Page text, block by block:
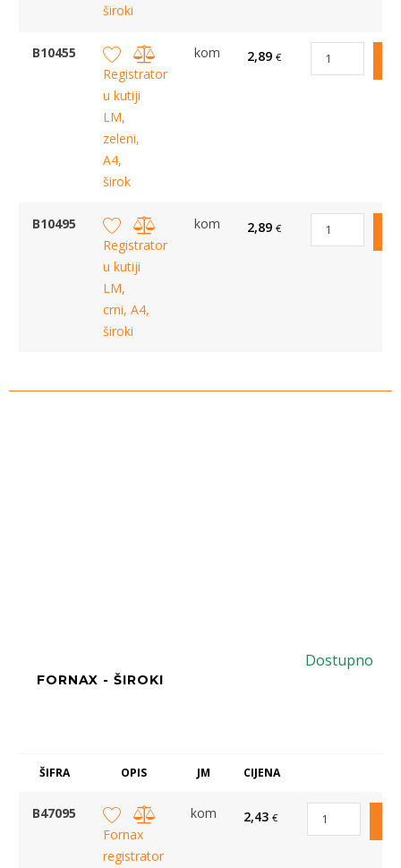
široki
B10455
Registrator
u kutiji
LM,
zeleni,
A4,
širok
kom 2,89 €
B10495
Registrator
u kutiji
LM,
crni, A4,
široki
kom 2,89 €
Dostupno
FORNAX - ŠIROKI
ŠIFRA OPIS JM CIJENA
B47095
Fornax
registrator
kom 2,43 €